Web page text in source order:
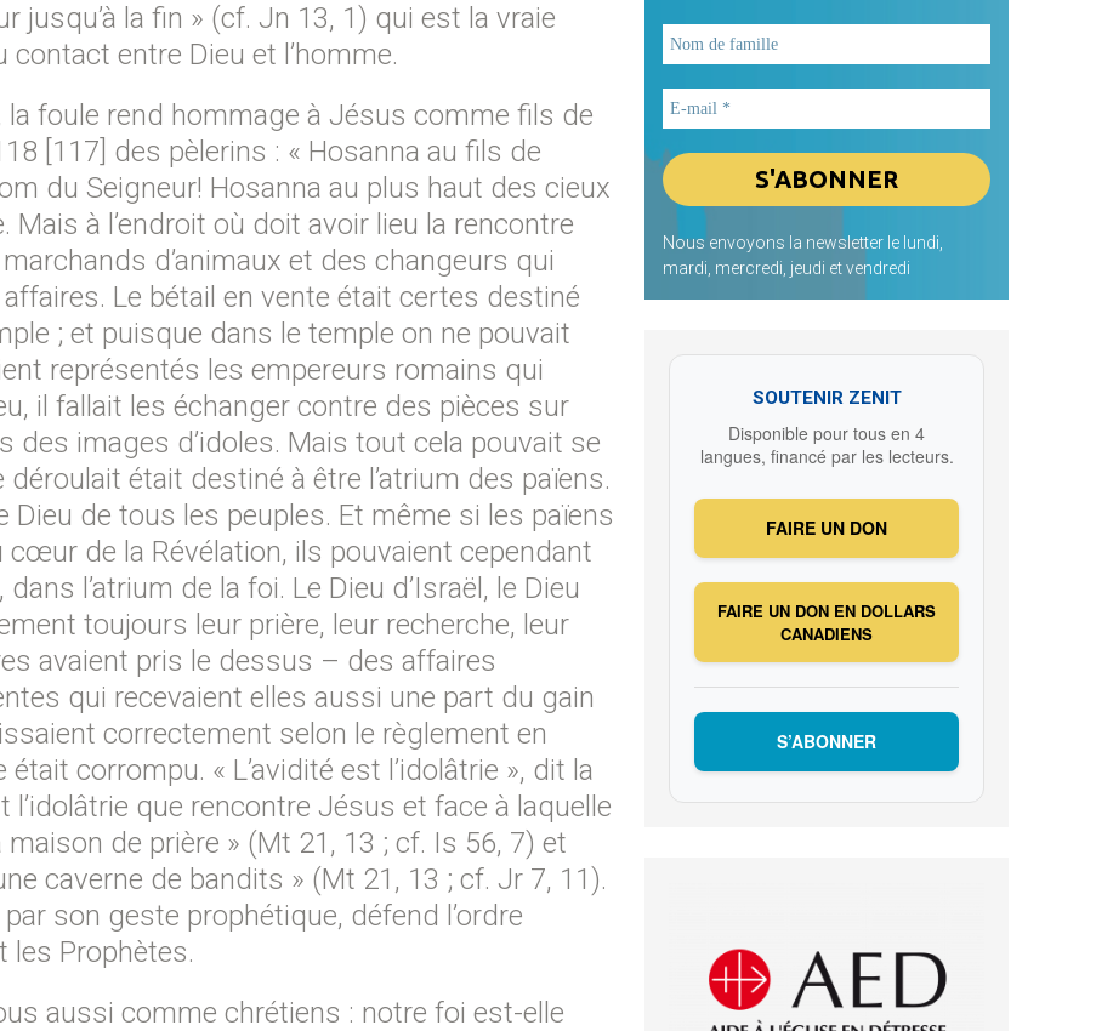
jusqu’à la fin » (cf. Jn 13, 1) qui est la vraie
entre Dieu et l’homme.
la foule rend hommage à Jésus comme fils de
[117] des pèlerins : « Hosanna au fils de
du Seigneur! Hosanna au plus haut des cieux
Mais à l’endroit où doit avoir lieu la rencontre
d’animaux et des changeurs qui
Le bétail en vente était certes destiné
; et puisque dans le temple on ne pouvait
représentés les empereurs romains qui
il fallait les échanger contre des pièces sur
des images d’idoles. Mais tout cela pouvait se
déroulait était destiné à être l’atrium des païens.
Dieu de tous les peuples. Et même si les païens
cœur de la Révélation, ils pouvaient cependant
l’atrium de la foi. Le Dieu d’Israël, le Dieu
toujours leur prière, leur recherche, leur
avaient pris le dessus – des affaires
qui recevaient elles aussi une part du gain
correctement selon le règlement en
corrompu. « L’avidité est l’idolâtrie », dit la
l’idolâtrie que rencontre Jésus et face à laquelle
maison de prière » (Mt 21, 13 ; cf. Is 56, 7) et
caverne de bandits » (Mt 21, 13 ; cf. Jr 7, 11).
son geste prophétique, défend l’ordre
les Prophètes.
aussi comme chrétiens : notre foi est-elle
Nous envoyons la newsletter le lundi,
mardi, mercredi, jeudi et vendredi
SOUTENIR ZENIT
Disponible pour tous en 4
langues, financé par les lecteurs.
FAIRE UN DON
FAIRE UN DON EN DOLLARS
CANADIENS
S’ABONNER